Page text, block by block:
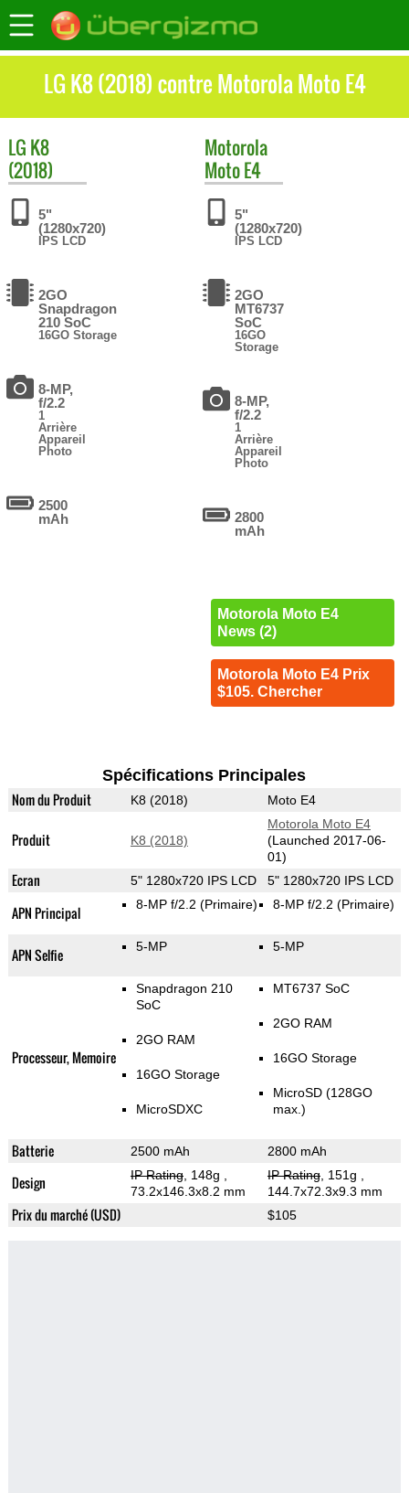
LG K8 (2018) contre Motorola Moto E4
LG K8
(2018)
5"
(1280x720)
IPS LCD
2GO
Snapdragon
210 SoC
16GO Storage
8-MP,
f/2.2
1
Arrière
Appareil
Photo
2500
mAh
Motorola
Moto E4
5"
(1280x720)
IPS LCD
2GO
MT6737
SoC
16GO
Storage
8-MP,
f/2.2
1
Arrière
Appareil
Photo
2800
mAh
Motorola Moto E4
News (2)
Motorola Moto E4 Prix
$105. Chercher
Spécifications Principales
Nom du Produit K8 (2018) Moto E4
Produit K8 (2018)
Motorola Moto E4
(Launched 2017-06-
01)
Ecran 5" 1280x720 IPS LCD 5" 1280x720 IPS LCD
APN Principal 8-MP f/2.2 (Primaire) 8-MP f/2.2 (Primaire)
APN Selfie 5-MP 5-MP
Processeur, Memoire
Snapdragon 210
SoC
2GO RAM
16GO Storage
MicroSDXC
MT6737 SoC
2GO RAM
16GO Storage
MicroSD (128GO
max.)
Batterie 2500 mAh 2800 mAh
Design IP Rating, 148g
73.2x146.3x8.2 mm
IP Rating, 151g
144.7x72.3x9.3 mm
Prix du marché (USD) $105